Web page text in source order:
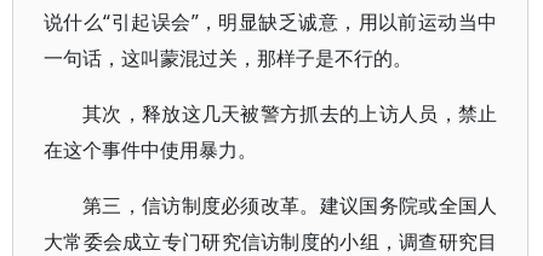
说什么“引起误会”，明显缺乏诚意，用以前运动当中
一句话，这叫蒙混过关，那样子是不行的。
其次，释放这几天被警方抓去的上访人员，禁止
在这个事件中使用暴力。
第三，信访制度必须改革。建议国务院或全国人
大常委会成立专门研究信访制度的小组，调查研究目